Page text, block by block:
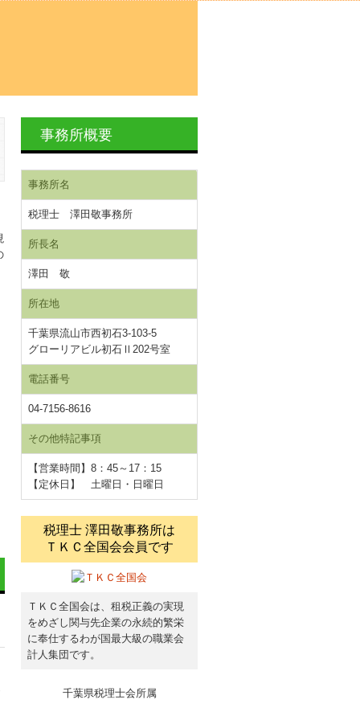
事務所概要
事務所名
税理士 澤田敬事務所
所長名
澤田 敬
所在地
千葉県流山市西初石3-103-5
グローリアビル初石Ⅱ202号室
電話番号
04-7156-8616
その他特記事項
【営業時間】8：45～17：15
【定休日】 土曜日・日曜日
税理士 澤田敬事務所は
ＴＫＣ全国会会員です
ＴＫＣ全国会は、租税正義の実現
をめざし関与先企業の永続的繁栄
に奉仕するわが国最大級の職業会
計人集団です。
千葉県税理士会所属